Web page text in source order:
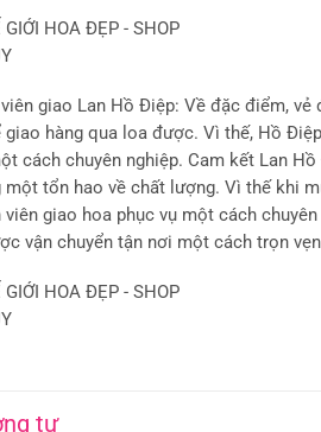
giao Lan Hồ Điệp: Về đặc điểm, vẻ
giao hàng qua loa được. Vì thế, Hồ
cách chuyên nghiệp. Cam kết Lan
tổn hao về chất lượng. Vì thế khi
viên giao hoa phục vụ một cách
vận chuyển tận nơi một cách trọn
tự